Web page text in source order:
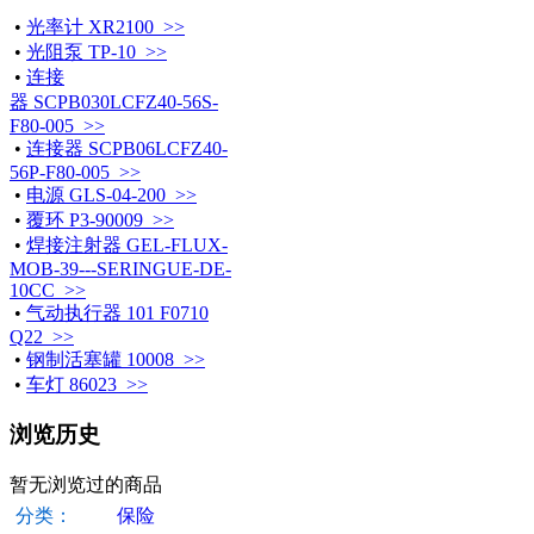
• 光率计 XR2100 >>
• 光阻泵 TP-10 >>
• 连接
器 SCPB030LCFZ40-56S-
F80-005 >>
• 连接器 SCPB06LCFZ40-
56P-F80-005 >>
• 电源 GLS-04-200 >>
• 覆环 P3-90009 >>
• 焊接注射器 GEL-FLUX-
MOB-39---SERINGUE-DE-
10CC >>
• 气动执行器 101 F0710
Q22 >>
• 钢制活塞罐 10008 >>
• 车灯 86023 >>
浏览历史
暂无浏览过的商品
分类：
保险